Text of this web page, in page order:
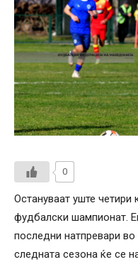
0
Остануваат уште
фудбалски шампионат.
последни натпревари
следната сезона ќе се